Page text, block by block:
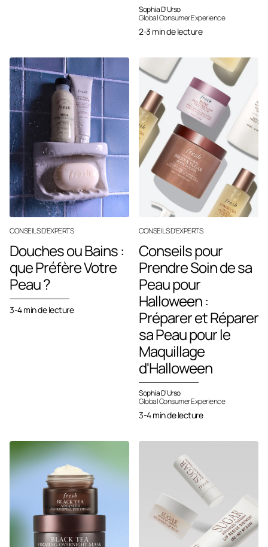
Sophia D'Urso
Global Consumer Experience
2-3 min de lecture
CONSEILS D'EXPERTS
Douches ou Bains :
que Préfère Votre
Peau ?
3-4 min de lecture
CONSEILS D'EXPERTS
Conseils pour
Prendre Soin de sa
Peau pour
Halloween :
Préparer et Réparer
sa Peau pour le
Maquillage
d'Halloween
Sophia D'Urso
Global Consumer Experience
3-4 min de lecture